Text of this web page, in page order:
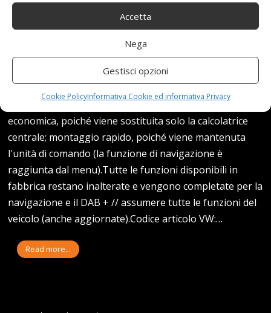
Accetta
Nega
Gestisci opzioni
Cookie PolicyInformativa Cookie ed informativa Privacy
Kit di aggiornamento originale VW su sistema di
navigazione radio "Discover Media"Accessorio originale
al 100% Volkswagen.Soluzione di conversione
economica, poiché viene sostituita solo la calcolatrice
centrale; montaggio rapido, poiché viene mantenuta
l'unità di comando (la funzione di navigazione è
raggiunta dal menu).Tutte le funzioni disponibili in
fabbrica restano inalterate e vengono completate per la
navigazione e il DAB + // assumere tutte le funzioni del
veicolo (anche aggiornate).Codice articolo VW:…
Read more...